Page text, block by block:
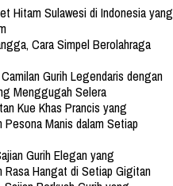
Hitam Sulawesi di Indonesia yang
Cara Simpel Berolahraga
Gurih Legendaris dengan
Menggugah Selera
Kue Khas Prancis yang
Pesona Manis dalam Setiap
Gurih Elegan yang
Rasa Hangat di Setiap Gigitan